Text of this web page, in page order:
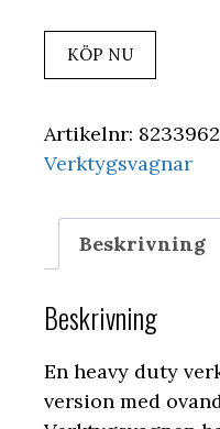
KÖP NU
Artikelnr:
Verktygsvagnar
Beskrivning
Beskrivning
En heavy duty
version med